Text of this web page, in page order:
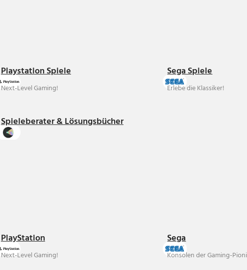
Playstation Spiele
Next-Level Gaming!
Sega Spiele
Erlebe die Klassiker!
Spieleberater & Lösungsbücher
PlayStation
Next-Level Gaming!
Sega
Konsolen der Gaming-